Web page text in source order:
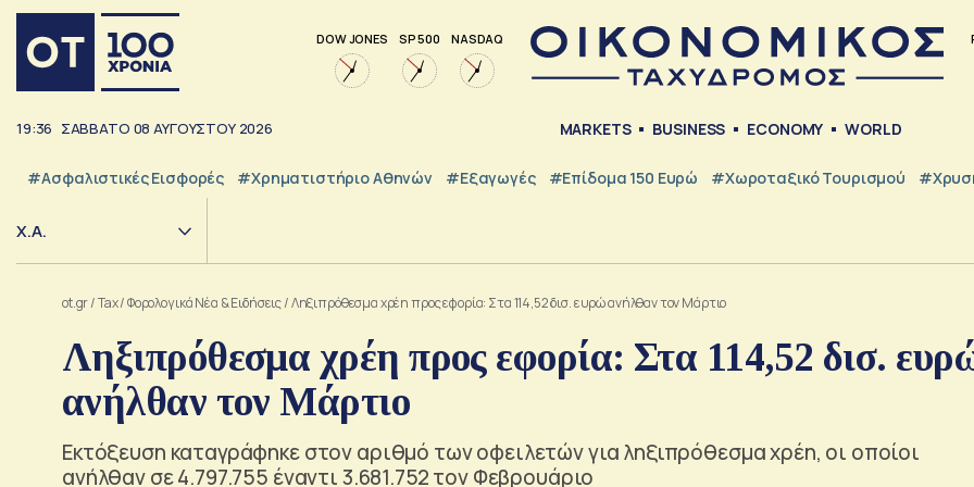
DOW JONES SP 500 NASDAQ
19:36 ΣΑΒΒΑΤΟ 08 ΑΥΓΟΥΣΤΟΥ 2026 MARKETS BUSINESS ECONOMY WORLD
#Ασφαλιστικές Εισφορές #Χρηματιστήριο Αθηνών #εξαγωγές #Επίδομα 150 Ευρώ #Χωροταξικό Τουρισμού
Χ.Α.
ot.gr/Tax/Φορολογικά Νέα & Eιδήσεις/Ληξιπρόθεσμα χρέη προς εφορία: Στα 114,52 δισ. ευρώ ανήλθαν τον Μάρτιο
Ληξιπρόθεσμα χρέη προς εφορία: Στα 114,52 δισ.
ανήλθαν τον Μάρτιο
Εκτόξευση καταγράφηκε στον αριθμό των οφειλετών για ληξιπρόθεσμα χρέη, οι οποίοι
ανήλθαν σε 4.797.755 έναντι 3.681.752 τον Φεβρουάριο